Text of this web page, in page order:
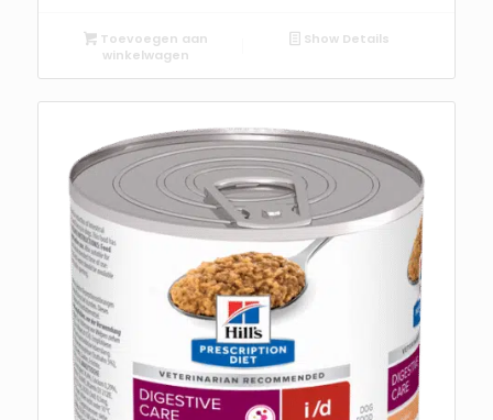
Toevoegen aan
winkelwagen
Show Details